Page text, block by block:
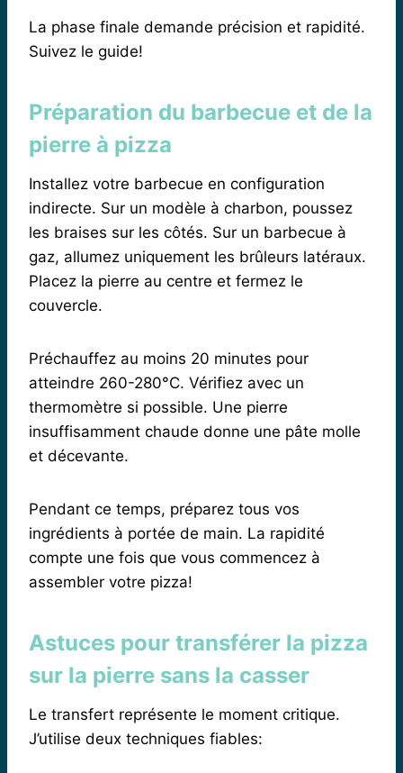
La phase finale demande précision et rapidité.
Suivez le guide!
Préparation du barbecue et de la
pierre à pizza
Installez votre barbecue en configuration
indirecte. Sur un modèle à charbon, poussez
les braises sur les côtés. Sur un barbecue à
gaz, allumez uniquement les brûleurs latéraux.
Placez la pierre au centre et fermez le
couvercle.
Préchauffez au moins 20 minutes pour
atteindre 260-280°C. Vérifiez avec un
thermomètre si possible. Une pierre
insuffisamment chaude donne une pâte molle
et décevante.
Pendant ce temps, préparez tous vos
ingrédients à portée de main. La rapidité
compte une fois que vous commencez à
assembler votre pizza!
Astuces pour transférer la pizza
sur la pierre sans la casser
Le transfert représente le moment critique.
J’utilise deux techniques fiables: